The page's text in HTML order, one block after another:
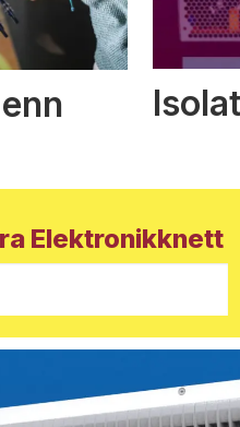
Elektronikknett